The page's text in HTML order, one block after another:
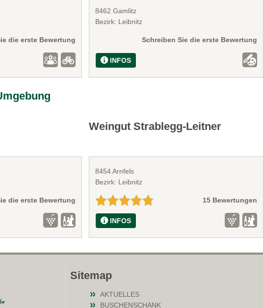
die erste Bewertung
8462 Gamlitz
Bezirk: Leibnitz
Schreiben Sie die erste Bewertung
INFOS
die erste Bewertung
Weingut Strablegg-Leitner
8454 Arnfels
Bezirk: Leibnitz
15 Bewertungen
INFOS
Sitemap
AKTUELLES
BUSCHENSCHANK